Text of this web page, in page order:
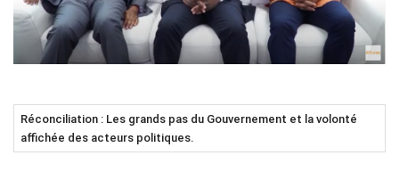
Réconciliation : Les grands pas du Gouvernement et la volonté
affichée des acteurs politiques.